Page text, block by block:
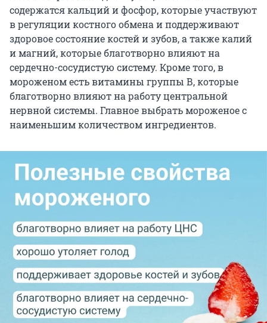
содержатся кальций и фосфор, которые участвуют
в регуляции костного обмена и поддерживают
здоровое состояние костей и зубов, а также калий
и магний, которые благотворно влияют на
сердечно-сосудистую систему. Кроме того, в
мороженом есть витамины группы В, которые
благотворно влияют на работу центральной
нервной системы. Главное выбрать мороженое с
наименьшим количеством ингредиентов.